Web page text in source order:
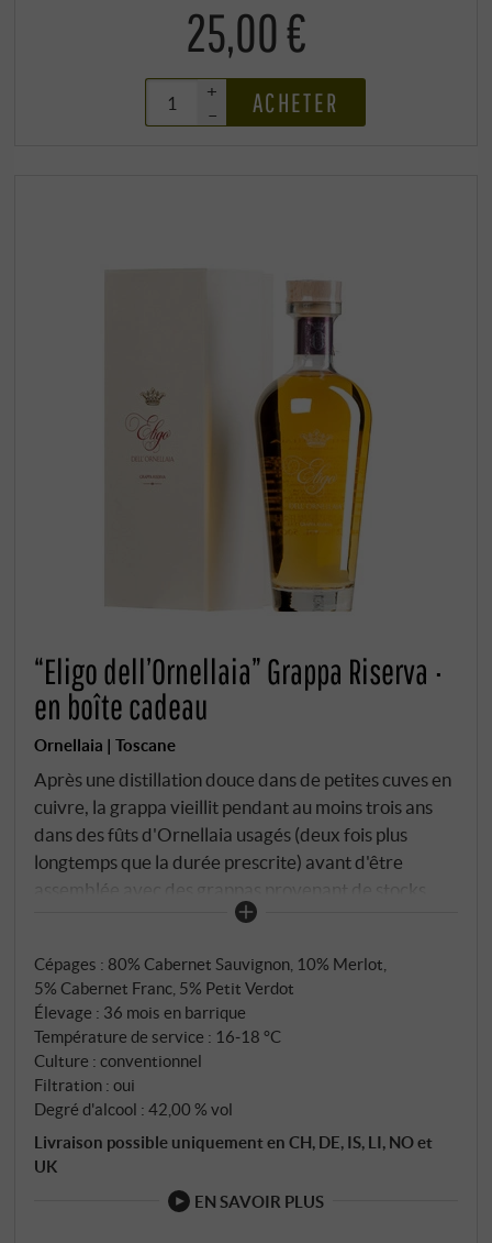
25,00 €
+
–
ACHETER
“Eligo dell’Ornellaia” Grappa Riserva ·
en boîte cadeau
Ornellaia | Toscane
Après une distillation douce dans de petites cuves en
cuivre, la grappa vieillit pendant au moins trois ans
dans des fûts d'Ornellaia usagés (deux fois plus
longtemps que la durée prescrite) avant d'être
assemblée avec des grappas provenant de stocks
plus anciens afin d'obtenir un degré supplémentaire
doux, une texture soyeuse et une couleur dorée,
Eligo dell'Ornellaia Grappa Riserva est d'un style
noble et d'une origine unique. Bouquet enveloppant
et chaleureux de raisins mûrs et de bois de chêne
grillé. Très agréable et plein en bouche avec un
arrière-goût long et harmonieux. SUPERIORE.DE
Cépages : 80% Cabernet Sauvignon, 10% Merlot,
5% Cabernet Franc, 5% Petit Verdot
Élevage : 36 mois en barrique
Température de service : 16‑18 °C
Culture : conventionnel
Filtration : oui
Degré d'alcool : 42,00 % vol
Livraison possible uniquement en CH, DE, IS, LI, NO et
UK
EN SAVOIR PLUS